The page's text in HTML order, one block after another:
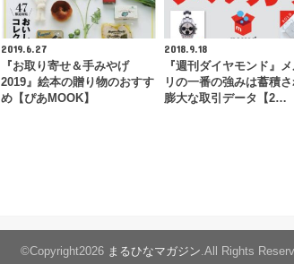
2019.6.27
『お取り寄せ＆手みやげ
2019』絵本の贈り物のおすす
め【ぴあMOOK】
2018.9.18
『週刊ダイヤモンド』
リの一番の強みは蓄積
膨大な取引データ【2…
©Copyright2026 まるひなマガジン .All Rights